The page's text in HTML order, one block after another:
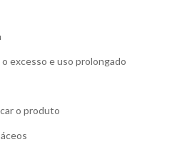
excesso e uso prolongado
o produto